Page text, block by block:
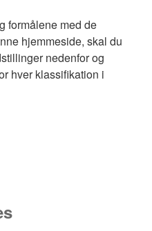
formålene med de
hjemmeside, skal du
nedenfor og
hver klassifikation i